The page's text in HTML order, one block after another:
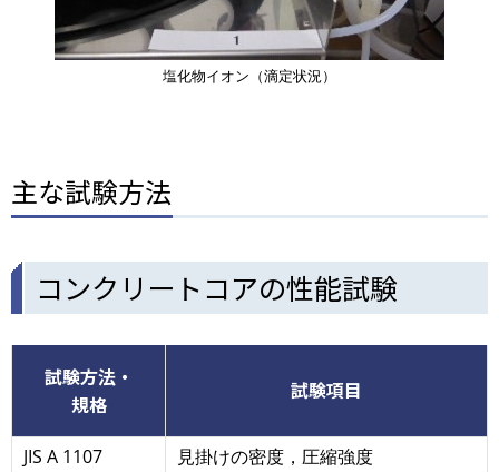
塩化物イオン（滴定状況）
主な試験方法
コンクリートコアの性能試験
試験方法・
規格
試験項目
JIS A 1107
見掛けの密度，圧縮強度